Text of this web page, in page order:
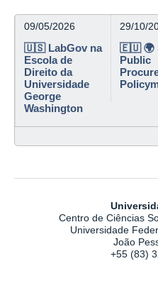
09/05/2026
🇺🇸 LabGov na
Escola de
Direito da
Universidade
George
Washington
29/10/
🇪🇺 🌍
Public
Centro de Ciências
Universidade
João
+55 (83)